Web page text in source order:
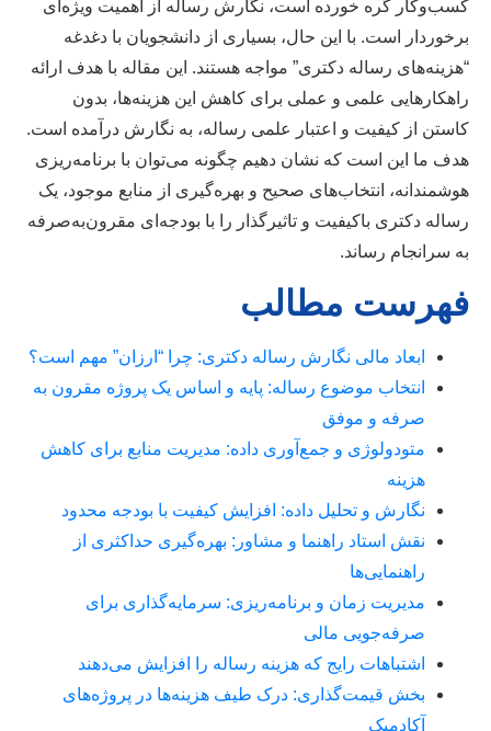
کسب‌وکار گره خورده است، نگارش رساله از اهمیت ویژه‌ای
برخوردار است. با این حال، بسیاری از دانشجویان با دغدغه
“هزینه‌های رساله دکتری” مواجه هستند. این مقاله با هدف ارائه
راهکارهایی علمی و عملی برای کاهش این هزینه‌ها، بدون
کاستن از کیفیت و اعتبار علمی رساله، به نگارش درآمده است.
هدف ما این است که نشان دهیم چگونه می‌توان با برنامه‌ریزی
هوشمندانه، انتخاب‌های صحیح و بهره‌گیری از منابع موجود، یک
رساله دکتری باکیفیت و تاثیرگذار را با بودجه‌ای مقرون‌به‌صرفه
به سرانجام رساند.
فهرست مطالب
ابعاد مالی نگارش رساله دکتری: چرا “ارزان” مهم است؟
انتخاب موضوع رساله: پایه و اساس یک پروژه مقرون به
صرفه و موفق
متودولوژی و جمع‌آوری داده: مدیریت منابع برای کاهش
هزینه
نگارش و تحلیل داده: افزایش کیفیت با بودجه محدود
نقش استاد راهنما و مشاور: بهره‌گیری حداکثری از
راهنمایی‌ها
مدیریت زمان و برنامه‌ریزی: سرمایه‌گذاری برای
صرفه‌جویی مالی
اشتباهات رایج که هزینه رساله را افزایش می‌دهند
بخش قیمت‌گذاری: درک طیف هزینه‌ها در پروژه‌های
آکادمیک